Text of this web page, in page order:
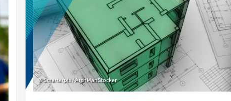
Smarterpix / ArchManStocker